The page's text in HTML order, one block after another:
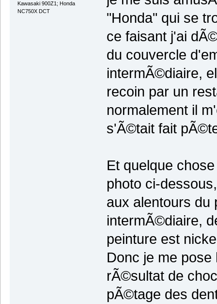
Kawasaki 900Z1; Honda
NC750X DCT
"Honda" qui se
ce faisant j'ai
du couvercle
intermÃ©diaire,
recoin par un
normalement il
s'Ã©tait fait
Et quelque
photo ci-
aux alentours du
intermÃ©diaire,
peinture est
Donc je me
rÃ©sultat de
pÃ©tage des